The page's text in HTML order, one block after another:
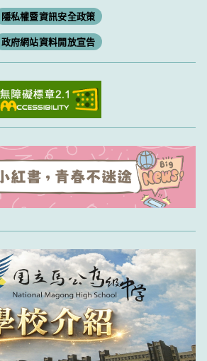
隱私權暨資訊安全政策
政府網站資料開放宣告